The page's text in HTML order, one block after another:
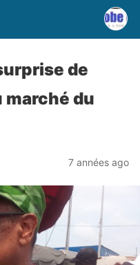
de
marché du
7 années ago